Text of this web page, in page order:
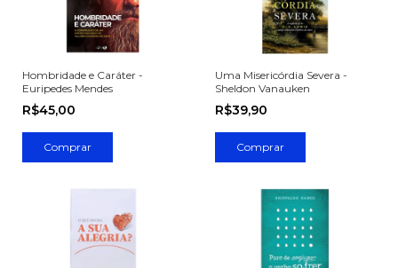
Hombridade e Caráter -
Euripedes Mendes
R$45,00
Uma Misericórdia Severa -
Sheldon Vanauken
R$39,90